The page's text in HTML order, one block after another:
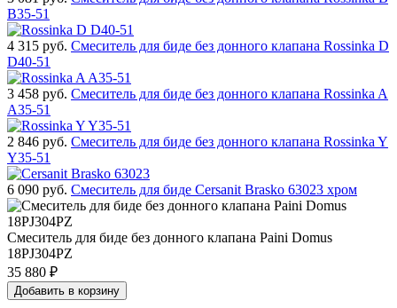
B35-51
4 315 руб. Смеситель для биде без донного клапана Rossinka D
D40-51
3 458 руб. Смеситель для биде без донного клапана Rossinka A
A35-51
2 846 руб. Смеситель для биде без донного клапана Rossinka Y
Y35-51
6 090 руб. Смеситель для биде Cersanit Brasko 63023 хром
Смеситель для биде без донного клапана Paini Domus
18PJ304PZ
35 880 ₽
Добавить в корзину